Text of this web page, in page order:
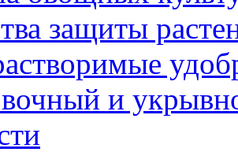
защиты
и